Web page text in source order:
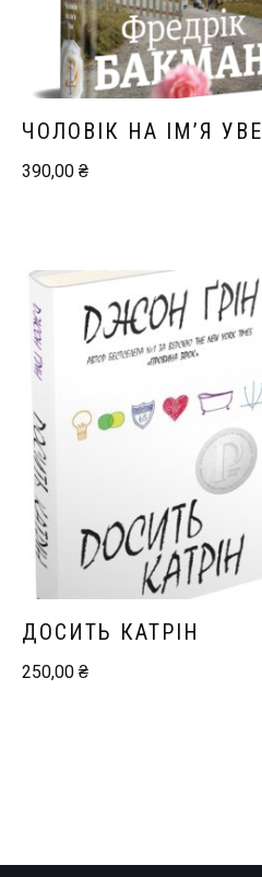
ЧОЛОВІК НА ІМ’Я УВЕ
390,00 ₴
ДОСИТЬ КАТРІН
250,00 ₴